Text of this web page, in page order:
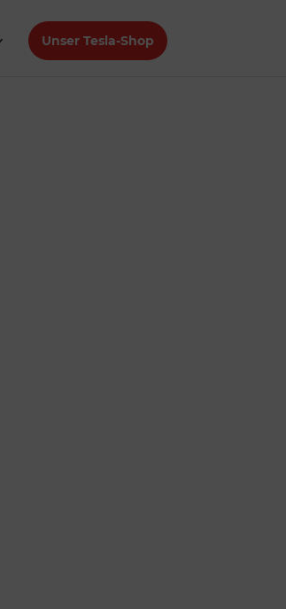
Unser Tesla-Shop